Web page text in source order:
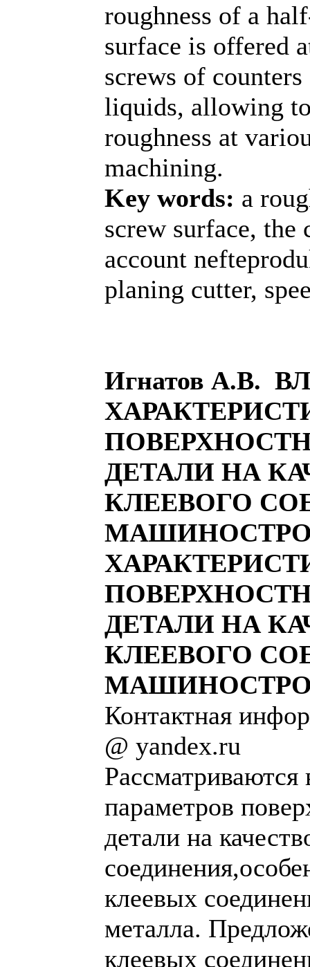
roughness of a
surface is offered
screws of
liquids, allowing
roughness at
machining.
Key words: a
screw surface, the
account
planing cutter,
Игнатов А.В.
ДЕТАЛИ НА
КЛЕЕВОГО
ДЕТАЛИ НА
КЛЕЕВОГО
Контактная
@ yandex.ru
параметров
детали на
клеевых
металла.
клеевых